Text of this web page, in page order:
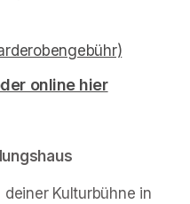
online hier(opens in
Kulturbühne in